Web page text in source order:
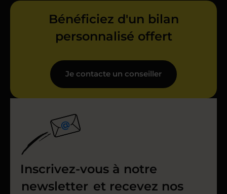
Bénéficiez d'un bilan
personnalisé offert
Je contacte un conseiller
Inscrivez-vous à notre
newsletter et recevez nos